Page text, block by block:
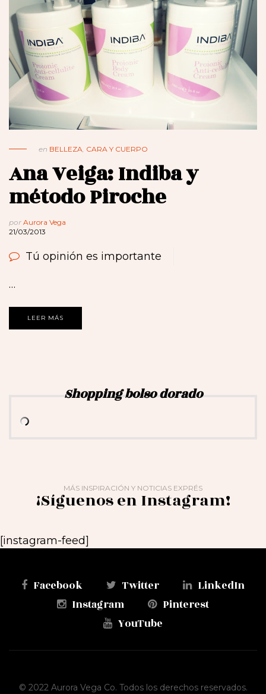
en BELLEZA CARA Y CUERPO
Ana Veiga: Indiba y
método Piroche
por Aurora Vega
21/03/2013
Tú opinión es importante
…
LEER MÁS
Shopping bolso dorado
MÁS INSPIRACIÓN Y NOTICIAS EXPRÉS
¡Síguenos en Instagram!
[instagram-feed]
Facebook Twitter
LinkedIn
Instagram
Pinterest
YouTube
© 2022 Aurora Vega Co. Todos los derechos reservados.